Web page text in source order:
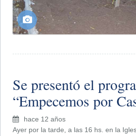
Se presentó el
“Empecemos por
hace 12 años
Ayer por la tarde, a las 16 hs. en la